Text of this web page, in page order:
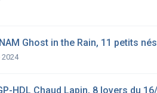
Ghost in the Rain, 11 petits
2024
HDL Chaud Lapin, 8 lovers du